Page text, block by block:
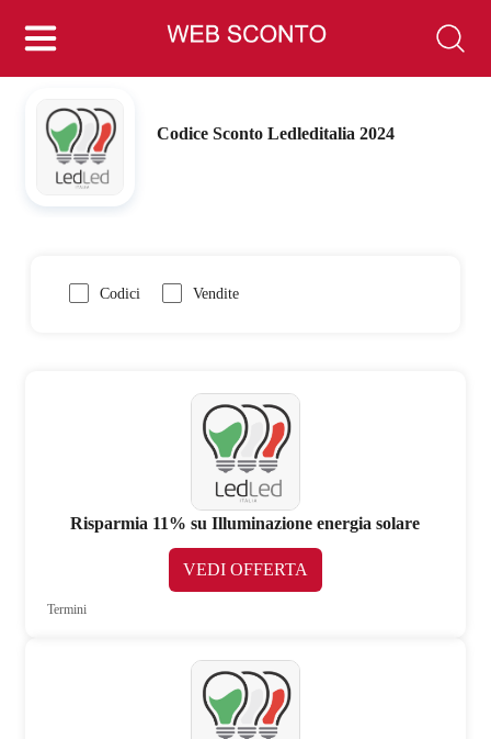
Codice Sconto Ledleditalia 2024
Codici Vendite
Risparmia 11% su Illuminazione energia solare
VEDI OFFERTA
Termini